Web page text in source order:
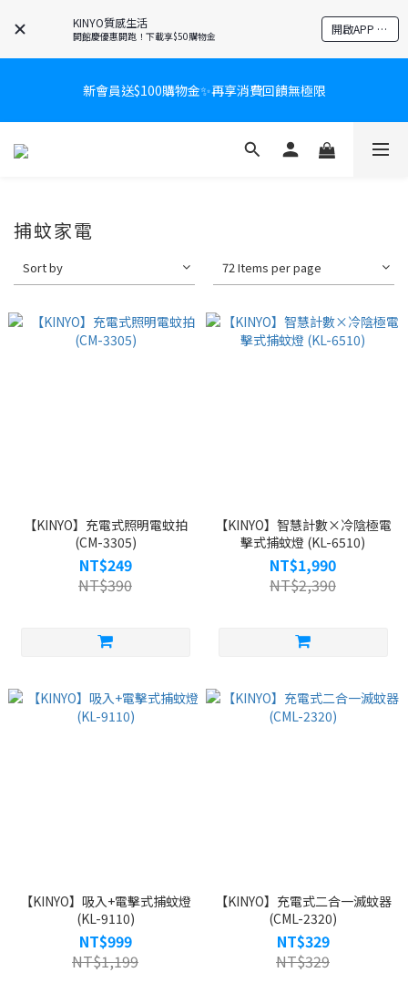
KINYO質感生活
開館慶優惠開跑！下載享$50購物金 開啟APP 享隱藏優惠
新會員送$100購物金✨再享消費回饋無極限
新會員送$100購物金✨再享消費回饋無極限
爸氣有禮賞🎁全館任2件9折✨刮鬍刀、按摩家電、電動牙刷、藍芽
新會員送$100購物金✨再享消費回饋無極限
捕蚊家電
Sort by 72 Items per page
【KINYO】充電式照明電蚊拍
(CM-3305)
NT$249
NT$390
【KINYO】智慧計數×冷陰極電
擊式捕蚊燈 (KL-6510)
NT$1,990
NT$2,390
【KINYO】吸入+電擊式捕蚊燈
(KL-9110)
NT$999
NT$1,199
【KINYO】充電式二合一滅蚊器
(CML-2320)
NT$329
NT$329